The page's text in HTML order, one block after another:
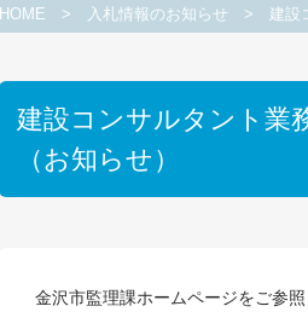
HOME > 入札情報のお知らせ > 建設
建設コンサルタント業
（お知らせ）
金沢市監理課ホームページをご参照